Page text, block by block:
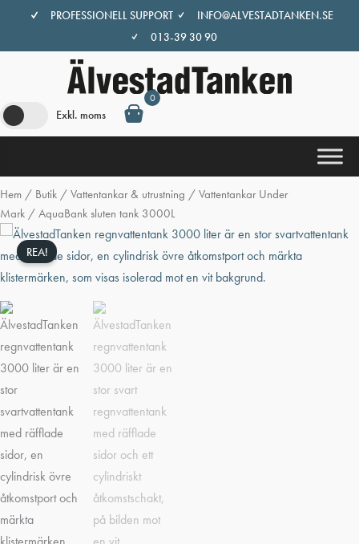
innehåll
PROFESSIONELL SUPPORT
INFO@ALVESTADTANKEN.SE
013-39 30 90
Exkl. moms
0
Hem / Butik / Vattentankar & utrustning / Vattentankar Under
Mark / AquaBank sluten tank 3000L
REA!